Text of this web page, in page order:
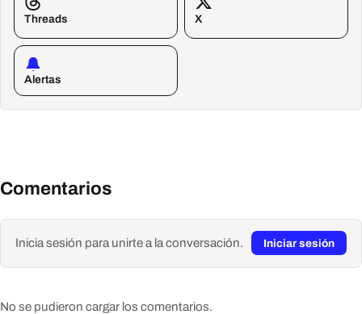
Threads X
Alertas
Comentarios
Inicia sesión para unirte a la conversación. Iniciar sesión
No se pudieron cargar los comentarios.